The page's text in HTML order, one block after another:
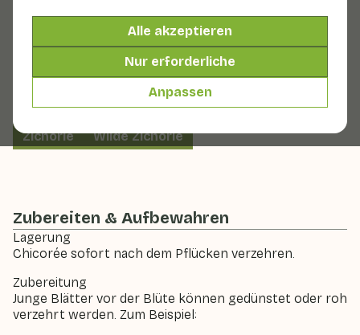
Alle akzeptieren
Nur erforderliche
Anpassen
Blüten. Die Pflanze ist auch als Straßenbegleiter
bekannt, da sie sich oft am Straßenrand ausbreitet.
Früher wurde die Zichorie als Gemüse gegessen.
Heutzutage kennt man eher seine Verwandten
Chicorée und Endivie. Geröstete und gemahlene
Wurzeln werden auch als Ersatz für Kaffee verwendet.
Zichorie
Wilde Zichorie
Zubereiten & Aufbewahren
Lagerung
Chicorée sofort nach dem Pflücken verzehren.
Zubereitung
Junge Blätter vor der Blüte können gedünstet oder roh
verzehrt werden. Zum Beispiel: